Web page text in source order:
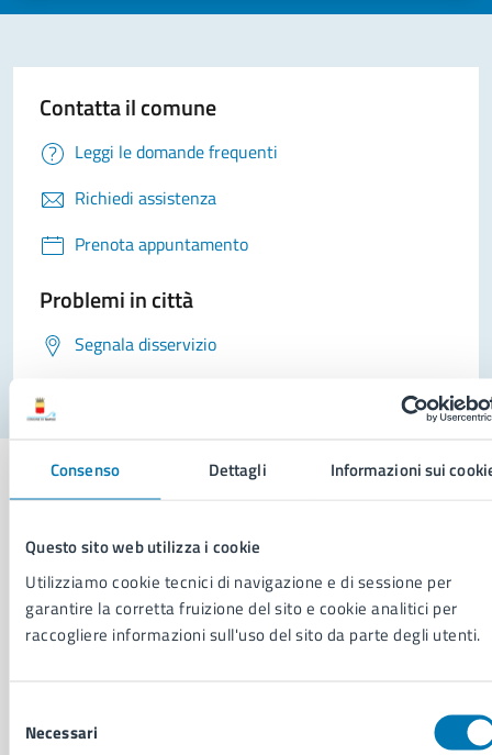
Consenso Dettagli Informazioni sui
Questo sito web utilizza i cookie
Utilizziamo cookie tecnici di navigazione e di sessione per
garantire la corretta fruizione del sito e cookie analitici per
raccogliere informazioni sull'uso del sito da parte degli utenti.
delNecessari
Contatta il comune
Leggi le domande frequenti
Richiedi assistenza
Prenota appuntamento
Problemi in città
Segnala disservizio
Comune di Napoli
AMMINISTRAZIONE
Uffici